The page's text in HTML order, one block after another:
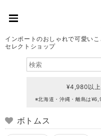
インポートのおしゃれで可愛い
セレクトショップ
¥4,980以
※北海道・沖縄・離島は
ボトムス